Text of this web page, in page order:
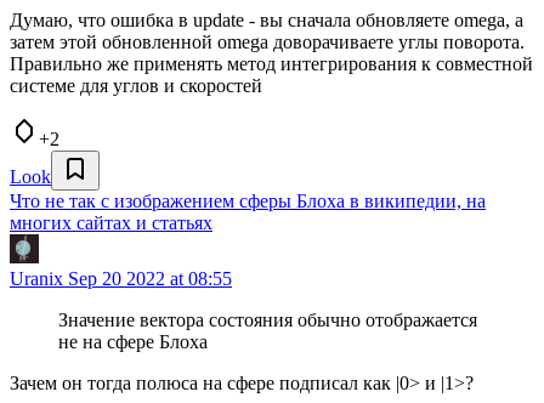
Думаю, что ошибка в update - вы сначала обновляете omega, а
затем этой обновленной omega доворачиваете углы поворота.
Правильно же применять метод интегрирования к совместной
системе для углов и скоростей
+2
Look
Что не так с изображением сферы Блоха в википедии, на
многих сайтах и статьях
Uranix Sep 20 2022 at 08:55
Значение вектора состояния обычно отображается
не на сфере Блоха
Зачем он тогда полюса на сфере подписал как |0> и |1>?